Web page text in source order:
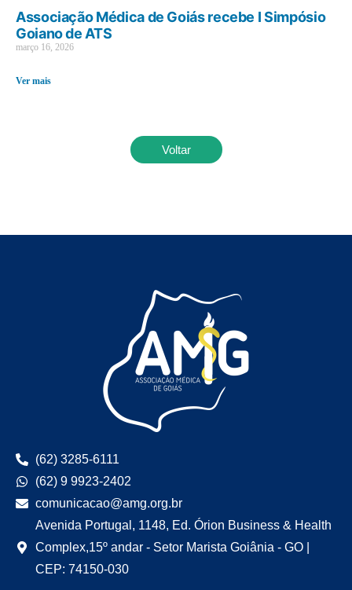
Associação Médica de Goiás recebe I Simpósio
Goiano de ATS
março 16, 2026
Ver mais
Voltar
(62) 3285-6111
(62) 9 9923-2402
comunicacao@amg.org.br
Avenida Portugal, 1148, Ed. Órion Business & Health
Complex,15º andar - Setor Marista Goiânia - GO |
CEP: 74150-030